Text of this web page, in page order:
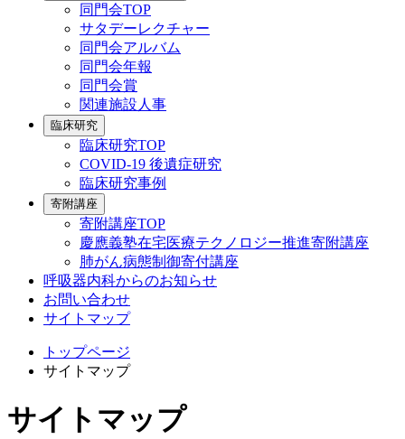
同門会TOP
サタデーレクチャー
同門会アルバム
同門会年報
同門会賞
関連施設人事
臨床研究
臨床研究TOP
COVID-19 後遺症研究
臨床研究事例
寄附講座
寄附講座TOP
慶應義塾在宅医療テクノロジー推進寄附講座
肺がん病態制御寄付講座
呼吸器内科からのお知らせ
お問い合わせ
サイトマップ
トップページ
サイトマップ
サイトマップ